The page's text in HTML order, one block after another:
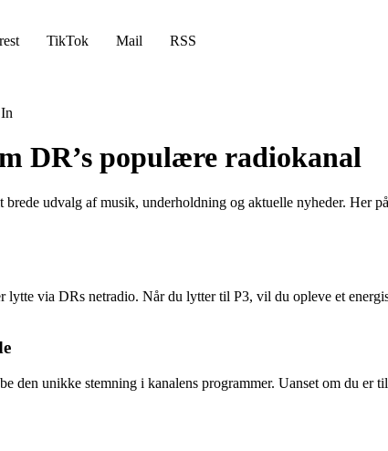
TikTok Mail RSS
DR’s populære radiokanal
udvalg af musik, underholdning og aktuelle nyheder. Her
lytte via DRs netradio. Når du lytter til P3, vil du opleve et
unikke stemning i kanalens programmer. Uanset om du er